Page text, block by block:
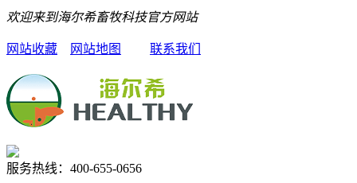
欢迎来到海尔希畜牧科技官方网站
网站收藏 网站地图 联系我们
服务热线： 400-655-0656